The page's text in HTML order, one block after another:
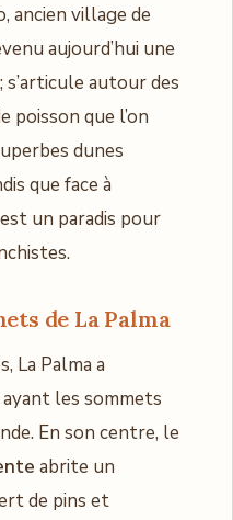
ancien village de
aujourd’hui une
autour des
poisson que l’on
dunes
que face à
est un paradis pour
de La Palma
La Palma a
les sommets
En son centre, le
abrite un
de pins et